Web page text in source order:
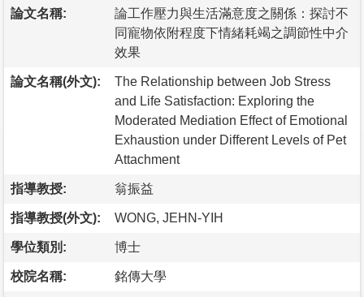
論文名稱:
論工作壓力與生活滿意度之關係：探討不
同寵物依附程度下情緒耗竭之調節性中介
效果
論文名稱(外文):
The Relationship between Job Stress
and Life Satisfaction: Exploring the
Moderated Mediation Effect of Emotional
Exhaustion under Different Levels of Pet
Attachment
指導教授: 翁振益
指導教授(外文): WONG, JEHN-YIH
學位類別: 博士
校院名稱: 銘傳大學